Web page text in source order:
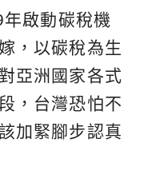
啟動碳稅機
，以碳稅為生
亞洲國家各式
，台灣恐怕不
加緊腳步認真